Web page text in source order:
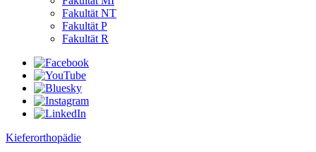
Fakultät NT
Fakultät P
Fakultät R
Kieferorthopädie